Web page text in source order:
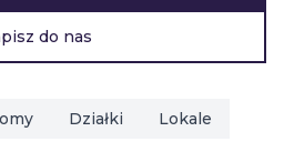
do nas
Działki Lokale